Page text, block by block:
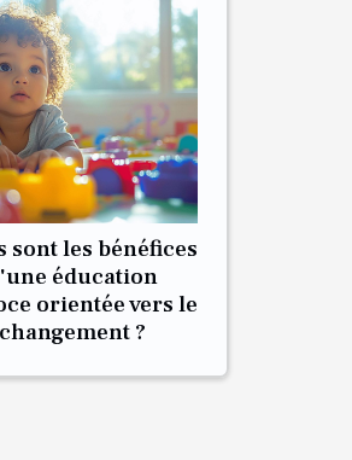
sont les bénéfices
éducation
orientée vers le
changement ?